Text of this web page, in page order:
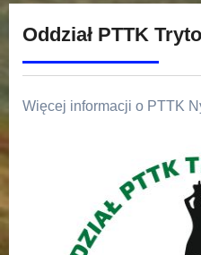
Oddział PTTK
Więcej informacji o PTTK